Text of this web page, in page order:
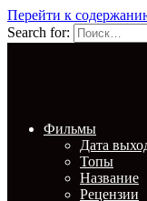
Перейти к
Search for:
Фильмы
Дата
Топы
Название
Рецензии